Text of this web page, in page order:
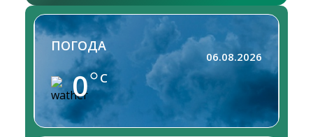
ПОГОДА
0 C
06.08.2026